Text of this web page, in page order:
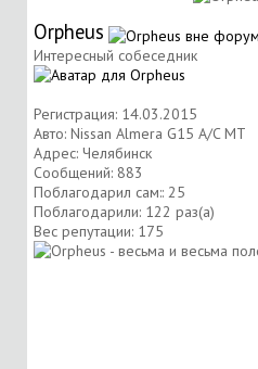
Orpheus
Интересный собеседник
Регистрация: 14.03.2015
Авто: Nissan Almera G15 A/C MT
Адрес: Челябинск
Сообщений: 883
Поблагодарил сам:: 25
Поблагодарили: 122 раз(а)
Вес репутации: 175